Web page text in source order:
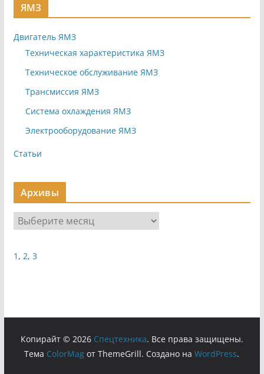
ЯМЗ
Двигатель ЯМЗ
Техническая характеристика ЯМЗ
Техническое обслуживание ЯМЗ
Трансмиссия ЯМЗ
Система охлаждения ЯМЗ
Электрооборудование ЯМЗ
Статьи
Архивы
р
и
1 , 2, 3
Копирайт © 2026 Cпецтехника. Все права защищены.
Тема ColorMag от ThemeGrill. Создано наWordPress.